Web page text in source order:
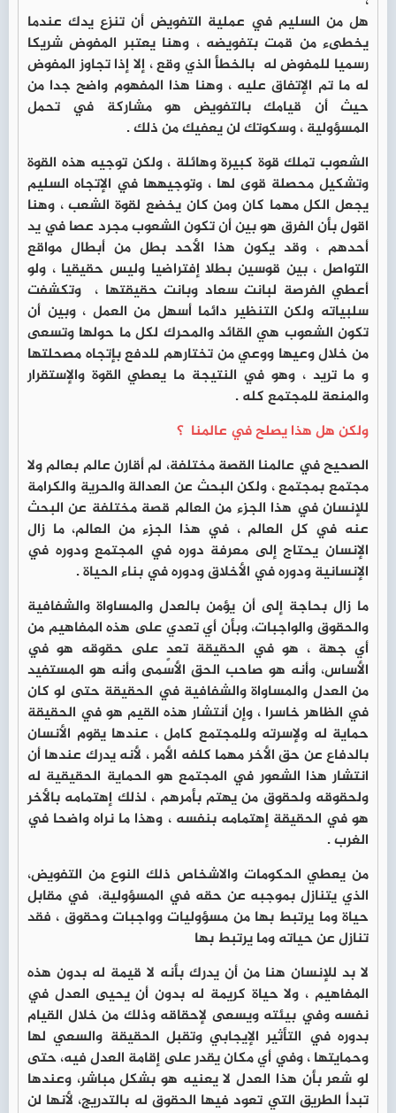
هل من السليم في عملية التفويض أن تنزع يدك عندما
يخطىء من قمت بتفويضه ، وهنا يعتبر المفوض شريكا
رسميا للمفوض له بالخطأ الذي وقع ، إلا إذا تجاوز المفوض
له ما تم الإتفاق عليه ، وهنا هذا المفهوم واضح جدا من
حيث أن قيامك بالتفويض هو مشاركة في تحمل
المسؤولية ، وسكوتك لن يعفيك من ذلك .
الشعوب تملك قوة كبيرة وهائلة ، ولكن توجيه هذه القوة
وتشكيل محصلة قوى لها ، وتوجيهها في الإتجاه السليم
يجعل الكل مهما كان ومن كان يخضع لقوة الشعب ، وهنا
اقول بأن الفرق هو بين أن تكون الشعوب مجرد عصا في يد
أحدهم ، وقد يكون هذا الأحد بطل من أبطال مواقع
التواصل ، بين قوسين بطلا إفتراضيا وليس حقيقيا ، ولو
أعطي الفرصة لبانت سعاد وبانت حقيقتها ، وتكشفت
سلبياته ولكن التنظير دائما أسهل من العمل ، وبين أن
تكون الشعوب هي القائد والمحرك لكل ما حولها وتسعى
من خلال وعيها ووعي من تختارهم للدفع بإتجاه مصحلتها
و ما تريد ، وهو في النتيجة ما يعطي القوة والإستقرار
والمنعة للمجتمع كله .
ولكن هل هذا يصلح في عالمنا ؟
الصحيح في عالمنا القصة مختلفة، لم أقارن عالم بعالم ولا
مجتمع بمجتمع ، ولكن البحث عن العدالة والحرية والكرامة
للإنسان في هذا الجزء من العالم قصة مختلفة عن البحث
عنه في كل العالم ، في هذا الجزء من العالم، ما زال
الإنسان يحتاج إلى معرفة دوره في المجتمع ودوره في
الإنسانية ودوره في الأخلاق ودوره في بناء الحياة .
ما زال بحاجة إلى أن يؤمن بالعدل والمساواة والشفافية
والحقوق والواجبات، وبأن أي تعدي على هذه المفاهيم من
أي جهة ، هو في الحقيقة تعدٍ على حقوقه هو في
الأساس، وأنه هو صاحب الحق الأسمى وأنه هو المستفيد
من العدل والمساواة والشفافية في الحقيقة حتى لو كان
في الظاهر خاسرا ، وإن أنتشار هذه القيم هو في الحقيقة
حماية له ولإسرته وللمجتمع كامل ، عندها يقوم الأنسان
بالدفاع عن حق الأخر مهما كلفه الأمر ، لأنه يدرك عندها أن
انتشار هذا الشعور في المجتمع هو الحماية الحقيقية له
ولحقوقه ولحقوق من يهتم بأمرهم ، لذلك إهتمامه بالأخر
هو في الحقيقة إهتمامه بنفسه ، وهذا ما نراه واضحا في
الغرب .
من يعطي الحكومات والاشخاص ذلك النوع من التفويض،
الذي يتنازل بموجبه عن حقه في المسؤولية، في مقابل
حياة وما يرتبط بها من مسؤوليات وواجبات وحقوق ، فقد
تنازل عن حياته وما يرتبط بها
لا بد للإنسان هنا من أن يدرك بأنه لا قيمة له بدون هذه
المفاهيم ، ولا حياة كريمة له بدون أن يحيى العدل في
نفسه وفي بيئته ويسعى لإحقاقه وذلك من خلال القيام
بدوره في التأثير الإيجابي وتقبل الحقيقة والسعي لها
وحمايتها ، وفي أي مكان يقدر على إقامة العدل فيه، حتى
لو شعر بأن هذا العدل لا يعنيه هو بشكل مباشر، وعندها
تبدأ الطريق التي تعود فيها الحقوق له بالتدريج، لأنها لن